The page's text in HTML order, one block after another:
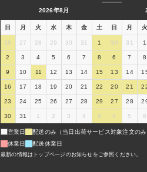
2026年8月
日 月 火 水 木 金 土
26 27 28 29 30 31 1
2 3 4 5 6 7 8
9 10 11 12 13 14 15
16 17 18 19 20 21 22
23 24 25 26 27 28 29
30 31 1 2 3 4 5
日 月 火
30 31 1
6 7 8
13 14
20 21
27 28
4 5 6
営業日
配送のみ（当日出荷サービス対象注文のみ
休業日
配送休業日
最新の情報はトップページのお知らせをご参照ください。